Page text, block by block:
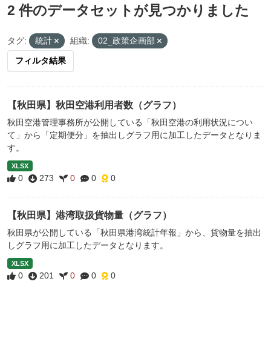
2 件のデータセットが見つかりました
タグ: 統計 組織: 02_政策企画部
フィルタ結果
【秋田県】秋田空港利用者数（グラフ）
秋田空港管理事務所が公開している「秋田空港の利用状況につい
て」から「定期便分」を抽出しグラフ用に加工したデータとなりま
す。
XLSX
0 273 0 0 0
【秋田県】港湾取扱貨物量（グラフ）
秋田県が公開している「秋田県港湾統計年報」から、貨物量を抽出
しグラフ用に加工したデータとなります。
XLSX
0 201 0 0 0